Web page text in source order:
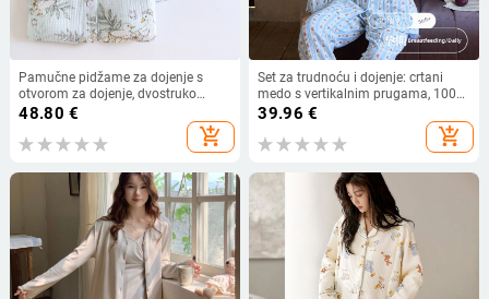
Pamučne pidžame za dojenje s
otvorom za dojenje, dvostruko
slojevita gaze, dugi rukav, duge
hlače, postporođanska kućna
odjeća, plus veličina
48.80 €
add_shopping_cart
Set za trudnoću i dojenje: crtani
medo s vertikalnim prugama, 100%
pamuk, dvostruka gaz, dugi rukavi,
okrugli ovratnik, dizajn s spuštenim
ramenima
39.96 €
add_shopping_cart